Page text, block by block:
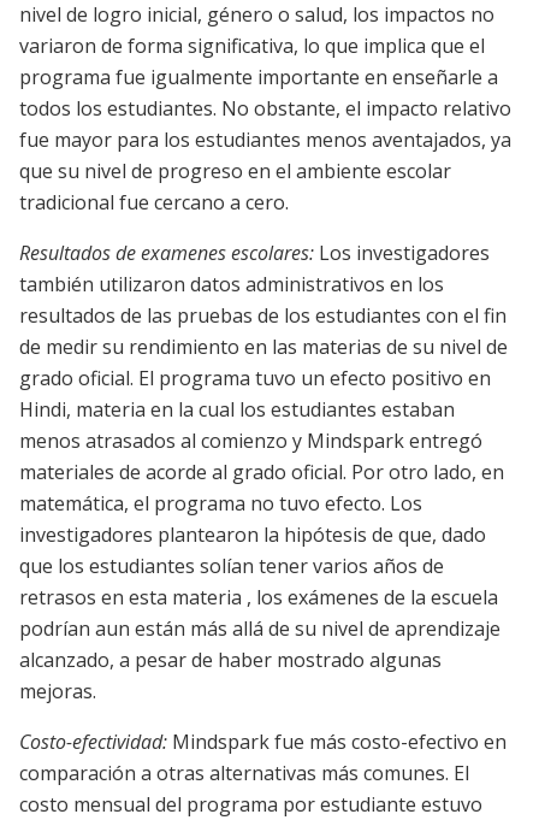
nivel de logro inicial, género o salud, los impactos no
variaron de forma significativa, lo que implica que el
programa fue igualmente importante en enseñarle a
todos los estudiantes. No obstante, el impacto relativo
fue mayor para los estudiantes menos aventajados, ya
que su nivel de progreso en el ambiente escolar
tradicional fue cercano a cero.
Resultados de examenes escolares: Los investigadores
también utilizaron datos administrativos en los
resultados de las pruebas de los estudiantes con el fin
de medir su rendimiento en las materias de su nivel de
grado oficial. El programa tuvo un efecto positivo en
Hindi, materia en la cual los estudiantes estaban
menos atrasados al comienzo y Mindspark entregó
materiales de acorde al grado oficial. Por otro lado, en
matemática, el programa no tuvo efecto. Los
investigadores plantearon la hipótesis de que, dado
que los estudiantes solían tener varios años de
retrasos en esta materia , los exámenes de la escuela
podrían aun están más allá de su nivel de aprendizaje
alcanzado, a pesar de haber mostrado algunas
mejoras.
Costo-efectividad: Mindspark fue más costo-efectivo en
comparación a otras alternativas más comunes. El
costo mensual del programa por estudiante estuvo